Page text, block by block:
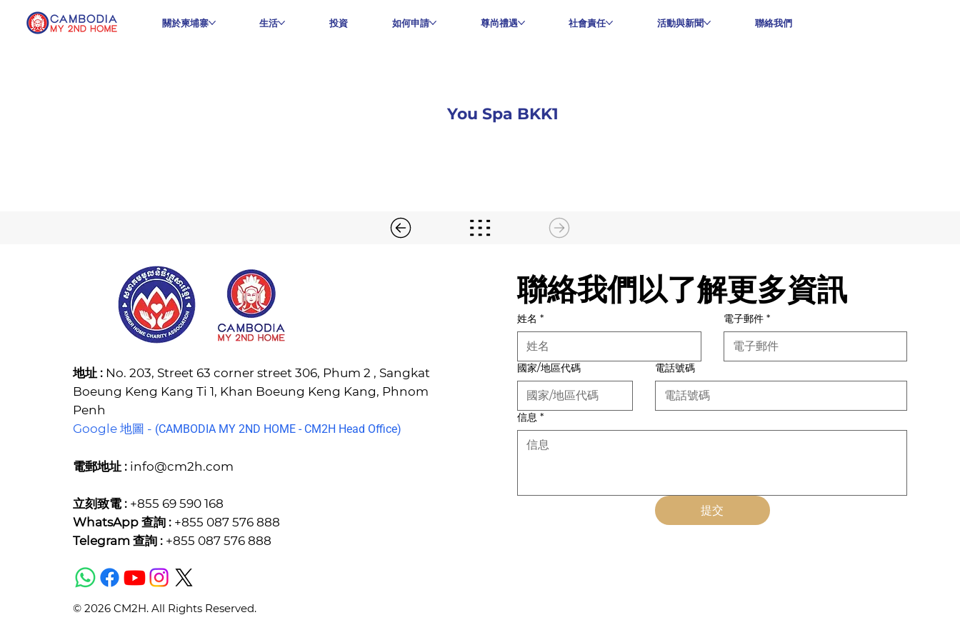
關於柬埔寨 生活 投資 如何申請 尊尚禮遇 社會責任 活動與新聞 聯絡我們
You Spa BKK1
地址 :No. 203, Street 63 corner street 306, Phum 2 , Sangkat
Boeung Keng Kang Ti 1, Khan Boeung Keng Kang, Phnom
Penh
Google 地圖 - (CAMBODIA MY 2ND HOME - CM2H Head Office)
電郵地址 : info@cm2h.com
立刻致電 :+855 69 590 168
WhatsApp 查詢 :+855 087 576 888
Telegram 查詢 :+855 087 576 888
© 2026 CM2H. All Rights Reserved.
聯絡我們以了解更多資訊
姓名 * 電子郵件 *
國家/地區代碼 電話號碼
信息 *
提交